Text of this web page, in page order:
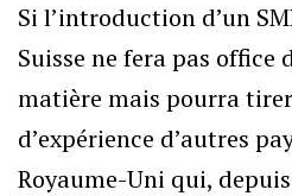
Si l’introduction d’un
Suisse ne fera pas office
matière mais pourra
d’expérience d’autres
Royaume-Uni qui,